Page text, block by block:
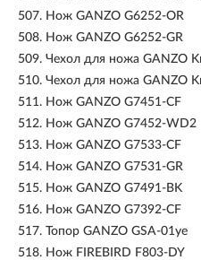
507. Нож GANZO G6252-OR
508. Нож GANZO G6252-GR
509. Чехол для ножа GANZO
510. Чехол для ножа GANZO
511. Нож GANZO G7451-CF
512. Нож GANZO G7452-WD2
513. Нож GANZO G7533-CF
514. Нож GANZO G7531-GR
515. Нож GANZO G7491-BK
516. Нож GANZO G7392-CF
517. Топор GANZO GSA-01ye
518. Нож FIREBIRD F803-DY